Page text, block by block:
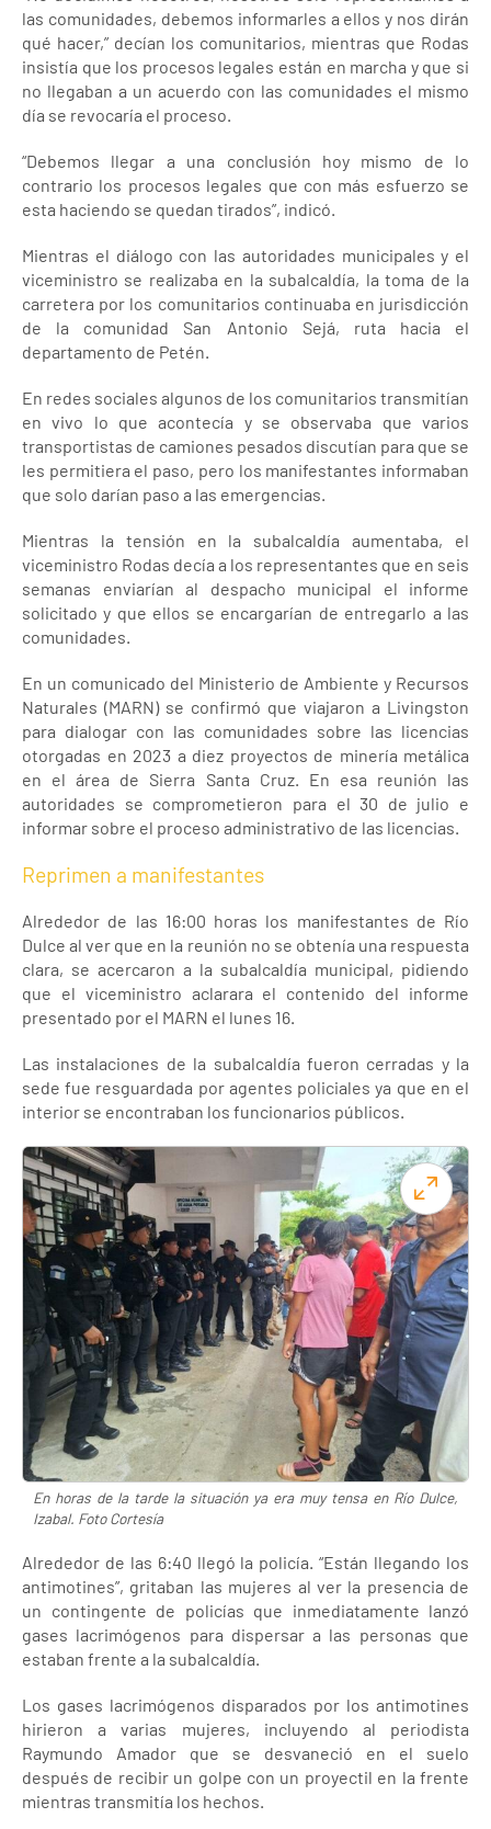
las comunidades, debemos informarles a ellos y nos dirán
qué hacer,” decían los comunitarios, mientras que Rodas
insistía que los procesos legales están en marcha y que si
no llegaban a un acuerdo con las comunidades el mismo
día se revocaría el proceso.
“Debemos llegar a una conclusión hoy mismo de lo
contrario los procesos legales que con más esfuerzo se
esta haciendo se quedan tirados”, indicó.
Mientras el diálogo con las autoridades municipales y el
viceministro se realizaba en la subalcaldía, la toma de la
carretera por los comunitarios continuaba en jurisdicción
de la comunidad San Antonio Sejá, ruta hacia el
departamento de Petén.
En redes sociales algunos de los comunitarios transmitían
en vivo lo que acontecía y se observaba que varios
transportistas de camiones pesados discutían para que se
les permitiera el paso, pero los manifestantes informaban
que solo darían paso a las emergencias.
Mientras la tensión en la subalcaldía aumentaba, el
viceministro Rodas decía a los representantes que en seis
semanas enviarían al despacho municipal el informe
solicitado y que ellos se encargarían de entregarlo a las
comunidades.
En un comunicado del Ministerio de Ambiente y Recursos
Naturales (MARN) se confirmó que viajaron a Livingston
para dialogar con las comunidades sobre las licencias
otorgadas en 2023 a diez proyectos de minería metálica
en el área de Sierra Santa Cruz. En esa reunión las
autoridades se comprometieron para el 30 de julio e
informar sobre el proceso administrativo de las licencias.
Reprimen a manifestantes
Alrededor de las 16:00 horas los manifestantes de Río
Dulce al ver que en la reunión no se obtenía una respuesta
clara, se acercaron a la subalcaldía municipal, pidiendo
que el viceministro aclarara el contenido del informe
presentado por el MARN el lunes 16.
Las instalaciones de la subalcaldía fueron cerradas y la
sede fue resguardada por agentes policiales ya que en el
interior se encontraban los funcionarios públicos.
En horas de la tarde la situación ya era muy tensa en Río Dulce,
Izabal. Foto Cortesía
Alrededor de las 6:40 llegó la policía. “Están llegando los
antimotines”, gritaban las mujeres al ver la presencia de
un contingente de policías que inmediatamente lanzó
gases lacrimógenos para dispersar a las personas que
estaban frente a la subalcaldía.
Los gases lacrimógenos disparados por los antimotines
hirieron a varias mujeres, incluyendo al periodista
Raymundo Amador que se desvaneció en el suelo
después de recibir un golpe con un proyectil en la frente
mientras transmitía los hechos.